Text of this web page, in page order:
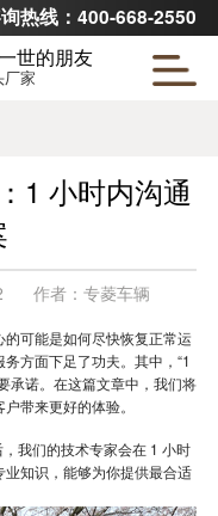
热线：400-668-2550
世的朋友
家
1 小时内沟通
作者： 专菱车辆
可能是如何尽快恢复正常运
方面下足了功夫。其中，“1
承诺。在这篇文章中，我们将
带来更好的体验。
我们的技术专家会在 1 小时
知识，能够为你提供最合适